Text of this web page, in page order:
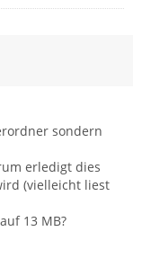
sondern
erledigt dies
(vielleicht liest
13 MB?